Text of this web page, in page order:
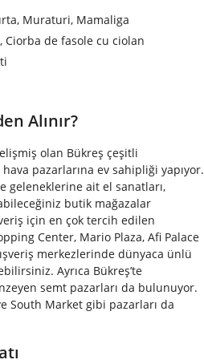
Muraturi, Mamaliga
Ciorba de fasole cu ciolan
Alınır?
olan Bükreş çeşitli
pazarlarına ev sahipliği yapıyor.
geleneklerine ait el sanatları,
butik mağazalar
için en çok tercih edilen
Center, Mario Plaza, Afi Palace
merkezlerinde dünyaca ünlü
Ayrıca Bükreş’te
semt pazarları da bulunuyor.
South Market gibi pazarları da